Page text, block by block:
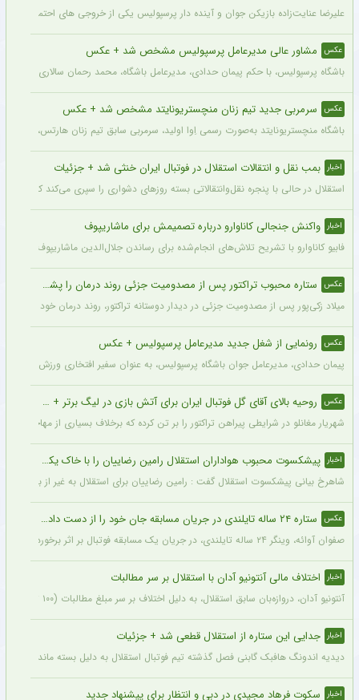
علیرضا عنایت‌زاده بازیکن جوان و آینده دار پرسپولیس یکی از خروجی های احتمالی
عکس مشاور عالی مدیرعامل پرسپولیس مشخص شد + عکس
باشگاه پرسپولیس، با حکم پیمان حدادی، مدیرعامل باشگاه، محمد رحمان سالاری به
عکس سرمربی جدید تیم زنان منچستریونایتد مشخص شد + عکس
باشگاه منچستریونایتد به‌صورت رسمی اِوا اولید، سرمربی سابق تیم زنان هارتس، را
اخبار بمب نقل و انتقالات استقلال در فوتبال ایران خنثی شد + جزئیات
استقلال در حالی با پنجره نقل‌وانتقالاتی بسته روزهای دشواری را سپری می‌کند که در
اخبار واکنش جنجالی کاناوارو درباره تصمیمش برای ماشاریپوف
فابیو کاناوارو با تشریح تلاش‌های انجام‌شده برای رساندن جلال‌الدین ماشاریپوف به
عکس ستاره محبوب تراکتور پس از مصدومیت جزئی روند درمان را پشت سر گذاشت + عکس
میلاد زکی‌پور پس از مصدومیت جزئی در دیدار دوستانه تراکتور، روند درمان خود را
عکس رونمایی از شغل جدید مدیرعامل پرسپولیس + عکس
پیمان حدادی، مدیرعامل جوان باشگاه پرسپولیس، به عنوان سفیر افتخاری ورزش چوگان
عکس روحیه بالای آقای گل فوتبال ایران برای آتش بازی در لیگ برتر + عکس
شهریار مغانلو در شرایطی پیراهن تراکتور را بر تن کرده که برخلاف بسیاری از مهاجمان
اخبار پیشکسوت محبوب هواداران استقلال رامین رضاییان را با خاک یکسان کرد + جزئیات
شاهرخ بیانی پیشکسوت استقلال گفت : رامین رضاییان برای استقلال به غیر از بازار
عکس ستاره ۲۴ ساله تایلندی در جریان مسابقه جان خود را از دست داد + عکس
صفوان آوائه، وینگر ۲۴ ساله تایلندی، در جریان یک مسابقه فوتبال بر اثر برخورد صاعقه جان خود را از دست داد.
اخبار اختلاف مالی آنتونیو آدان با استقلال بر سر مطالبات
آنتونیو آدان، دروازه‌بان سابق استقلال، به دلیل اختلاف بر سر مبلغ مطالبات (۱۰۰ تا ۲۰۰ هزار یورو) قصد شکایت از باشگاه را دارد.
اخبار جدایی این ستاره از استقلال قطعی شد + جزئیات
دیدیه اندونگ هافبک گابنی فصل گذشته تیم فوتبال استقلال به دلیل بسته ماندن پنجره
اخبار سکوت فرهاد مجیدی در دبی و انتظار برای پیشنهاد جدید